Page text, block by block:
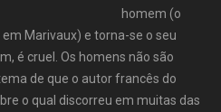
homem (o
Marivaux) e torna-se o seu
é cruel. Os homens não são
de que o autor francês do
o qual discorreu em muitas das